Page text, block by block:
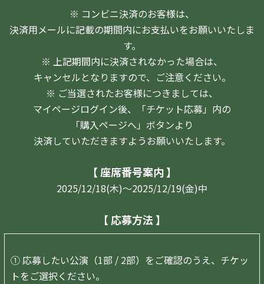
※ コンビニ決済のお客様は、
決済用メールに記載の期間内にお支払いをお願いいたしま
す。
※ 上記期間内に決済されなかった場合は、
キャンセルとなりますので、ご注意ください。
※ ご当選されたお客様につきましては、
マイページログイン後、「チケット応募」内の
「購入ページへ」ボタンより
決済していただきますようお願いいたします。
【 座席番号案内 】
2025/12/18(木)～2025/12/19(金)中
【 応募方法 】
① 応募したい公演（1部 / 2部）をご確認のうえ、チケッ
トをご選択ください。